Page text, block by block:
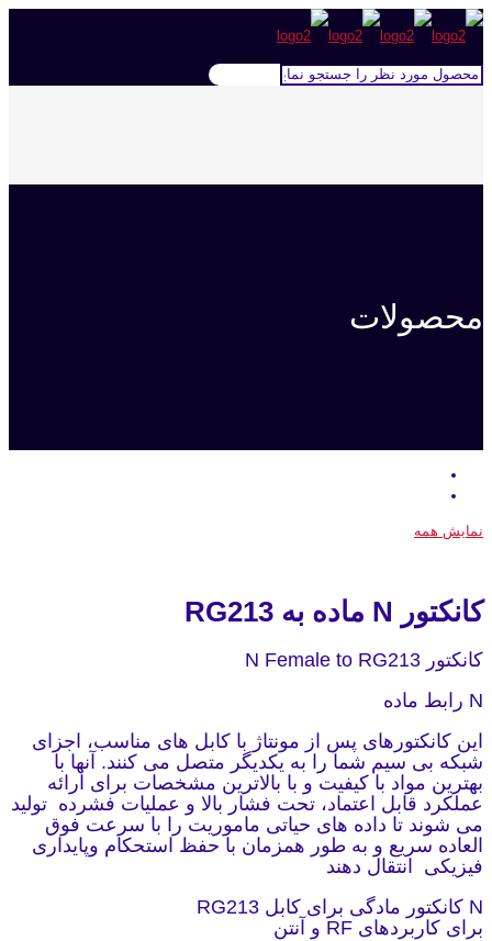
محصولات
نمایش همه
کانکتور N ماده به RG213
کانکتور N Female to RG213
N رابط ماده
این کانکتورهای پس از مونتاژ با کابل های مناسب، اجزای
شبکه بی سیم شما را به یکدیگر متصل می کنند. آنها با
بهترین مواد با کیفیت و با بالاترین مشخصات برای ارائه
عملکرد قابل اعتماد، تحت فشار بالا و عملیات فشرده تولید
می شوند تا داده های حیاتی ماموریت را با سرعت فوق
العاده سریع و به طور همزمان با حفظ استحکام وپایداری
فیزیکی انتقال دهند
N کانکتور مادگی برای کابل RG213
برای کاربردهای RF و آنتن